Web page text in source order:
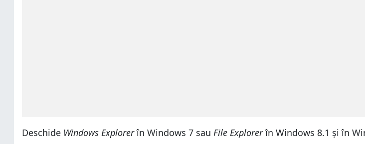
Deschide Windows Explorerîn Windows 7 sau File Explorerîn Windows 8.1 și în